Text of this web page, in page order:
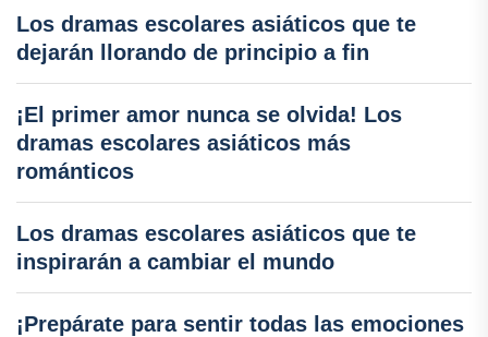
Los dramas escolares asiáticos que te
dejarán llorando de principio a fin
¡El primer amor nunca se olvida! Los
dramas escolares asiáticos más
románticos
Los dramas escolares asiáticos que te
inspirarán a cambiar el mundo
¡Prepárate para sentir todas las emociones